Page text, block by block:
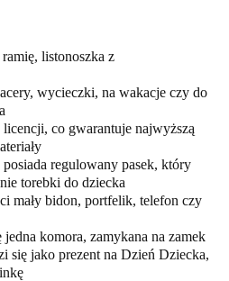
listonoszka z
wycieczki, na wakacje czy do
co gwarantuje najwyższą
regulowany pasek, który
torebki do dziecka
mały bidon, portfelik, telefon czy
komora, zamykana na zamek
się jako prezent na Dzień Dziecka,